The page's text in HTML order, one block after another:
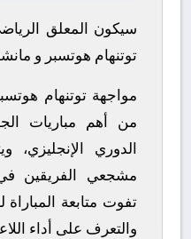
سيكون المعلق
توتنهام هوتسبر و
مواجهة توتنهام
من أهم مباريات
الدوري الإنجليزي،
مشجعي الفريقين
تفوت متابعة المباراة
والتعرف على أداء